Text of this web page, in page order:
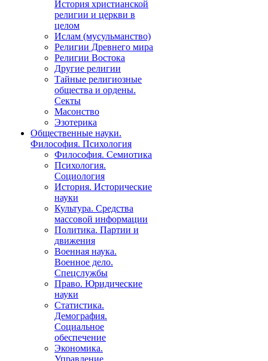
История христианской
религии и церкви в
целом
Ислам (мусульманство)
Религии Древнего мира
Религии Востока
Другие религии
Тайные религиозные
общества и ордены.
Секты
Масонство
Эзотерика
Общественные науки.
Философия. Психология
Философия. Семиотика
Психология.
Социология
История. Исторические
науки
Культура. Средства
массовой информации
Политика. Партии и
движения
Военная наука.
Военное дело.
Спецслужбы
Право. Юридические
науки
Статистика.
Демография.
Социальное
обеспечение
Экономика.
Управление.